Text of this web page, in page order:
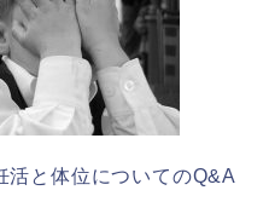
活と体位についてのQ&A